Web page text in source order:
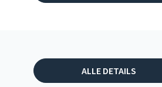
ALLE DETAILS